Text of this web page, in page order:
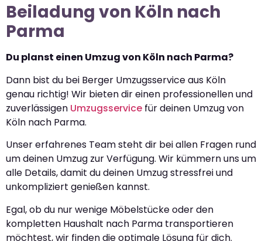
Beiladung von Köln nach
Parma
Du planst einen Umzug von Köln nach Parma?
Dann bist du bei Berger Umzugsservice aus Köln
genau richtig! Wir bieten dir einen professionellen und
zuverlässigen Umzugsservice für deinen Umzug von
Köln nach Parma.
Unser erfahrenes Team steht dir bei allen Fragen rund
um deinen Umzug zur Verfügung. Wir kümmern uns um
alle Details, damit du deinen Umzug stressfrei und
unkompliziert genießen kannst.
Egal, ob du nur wenige Möbelstücke oder den
kompletten Haushalt nach Parma transportieren
möchtest, wir finden die optimale Lösung für dich.